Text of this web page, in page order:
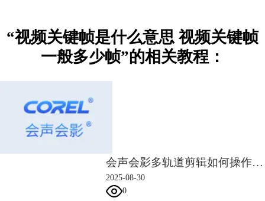
如图4所示，继续将指针移动到下一个时间点，并继续调整遮罩形状与位
置。同样地，会声会影会由于遮罩的变化而自动添加关键帧。
“视频关键帧是什么意思 视频关键帧
一般多少帧”的相关教程：
会声会影多轨道剪辑如何操作 会声会影多轨道剪辑素材同步对齐方法
2025-08-30
0